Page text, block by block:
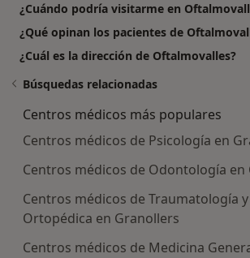
¿Cuándo podría visitarme en
¿Qué opinan los pacientes de
¿Cuál es la dirección de Oftalmovalles?
Búsquedas relacionadas
Centros médicos más populares
Centros médicos de Psicología en
Centros médicos de Odontología en
Centros médicos de Traumatología
Ortopédica en Granollers
Centros médicos de Medicina